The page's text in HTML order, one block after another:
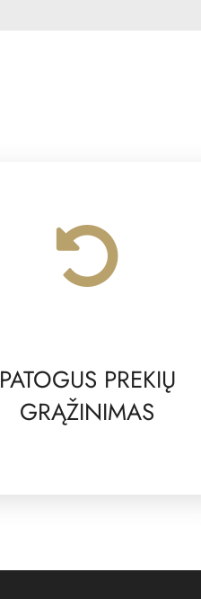
PATOGUS PREKIŲ
GRĄŽINIMAS